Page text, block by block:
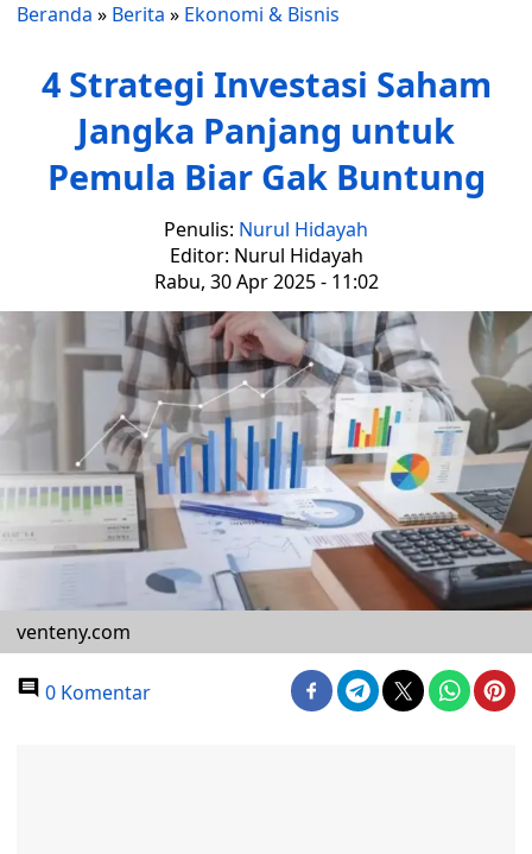
Beranda » Berita » Ekonomi & Bisnis
4 Strategi Investasi Saham
Jangka Panjang untuk
Pemula Biar Gak Buntung
Penulis: Nurul Hidayah
Editor: Nurul Hidayah
Rabu, 30 Apr 2025 - 11:02
venteny.com
0 Komentar